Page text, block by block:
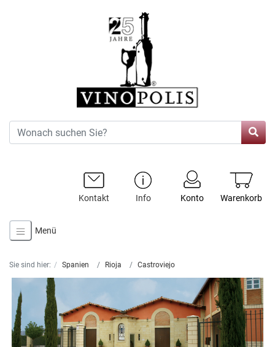
Warenkorb
Konto
Info
Kontakt
Menü
Sie sind hier: Spanien Rioja Castroviejo